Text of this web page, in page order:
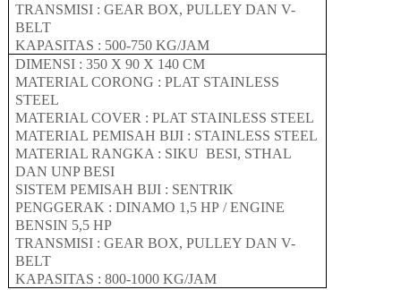
TRANSMISI : GEAR BOX, PULLEY DAN V-
BELT
KAPASITAS : 500-750 KG/JAM
DIMENSI :350 X90 X 140 CM
MATERIAL CORONG : PLAT STAINLESS
STEEL
MATERIAL COVER : PLAT STAINLESS STEEL
MATERIALPEMISAH BIJI : STAINLESS STEEL
MATERIAL RANGKA : SIKU BESI, STHAL
DAN UNP BESI
SISTEM PEMISAH BIJI : SENTRIK
PENGGERAK : DINAMO 1 ,5HP / ENGINE
BENSIN 5,5 HP
TRANSMISI : GEAR BOX, PULLEY DAN V-
BELT
KAPASITAS :800-1000 KG/JAM